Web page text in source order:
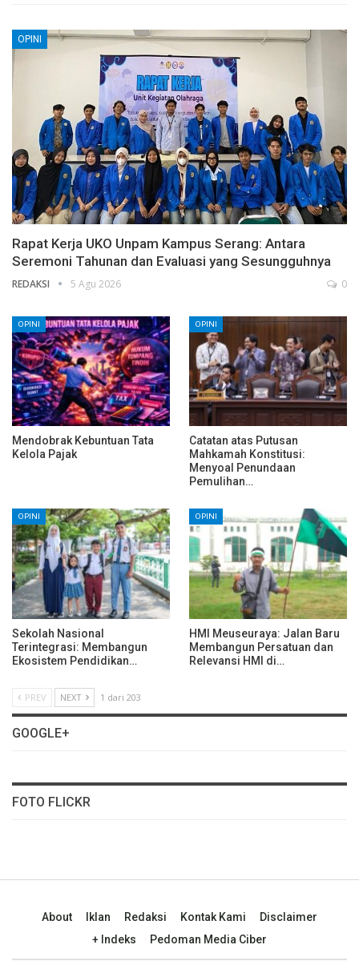
OPINI
Rapat Kerja UKO Unpam Kampus Serang: Antara
Seremoni Tahunan dan Evaluasi yang Sesungguhnya
REDAKSI 5 Agu 2026 0
OPINI
Mendobrak Kebuntuan Tata
Kelola Pajak
OPINI
Catatan atas Putusan
Mahkamah Konstitusi:
Menyoal Penundaan
Pemulihan…
OPINI
Sekolah Nasional
Terintegrasi: Membangun
Ekosistem Pendidikan…
OPINI
HMI Meuseuraya: Jalan Baru
Membangun Persatuan dan
Relevansi HMI di…
PREV NEXT 1 dari 203
GOOGLE+
FOTO FLICKR
About Iklan Redaksi Kontak Kami
Disclaimer
+ Indeks
Pedoman Media Ciber